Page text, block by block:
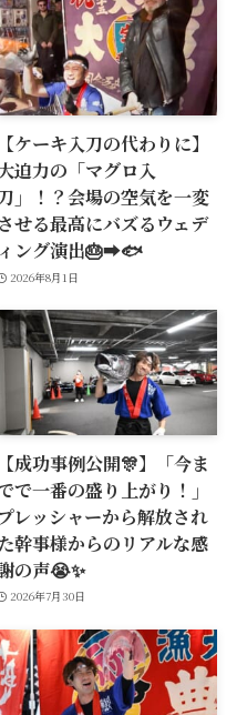
【ケーキ入刀の代わりに】
迫力の「マグロ入
」！？会場の空気を一変
させる最高にバズるウェデ
ィング演出🎂➡️🐟
2026年8月1日
【成功事例公開🎊】「今ま
で一番の盛り上がり！」
プレッシャーから解放され
幹事様からのリアルな感
の声😭✨
2026年7月30日